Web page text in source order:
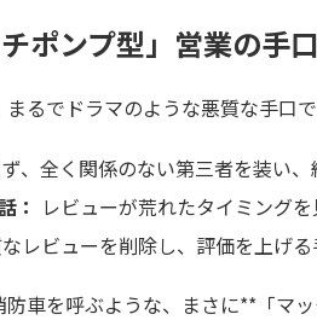
ポンプ型」営業の手口
るでドラマのような悪質な手口で
ず、全く関係のない第三者を装い
： レビューが荒れたタイミング
なレビューを削除し、評価を上げ
車を呼ぶような、まさに**「マ